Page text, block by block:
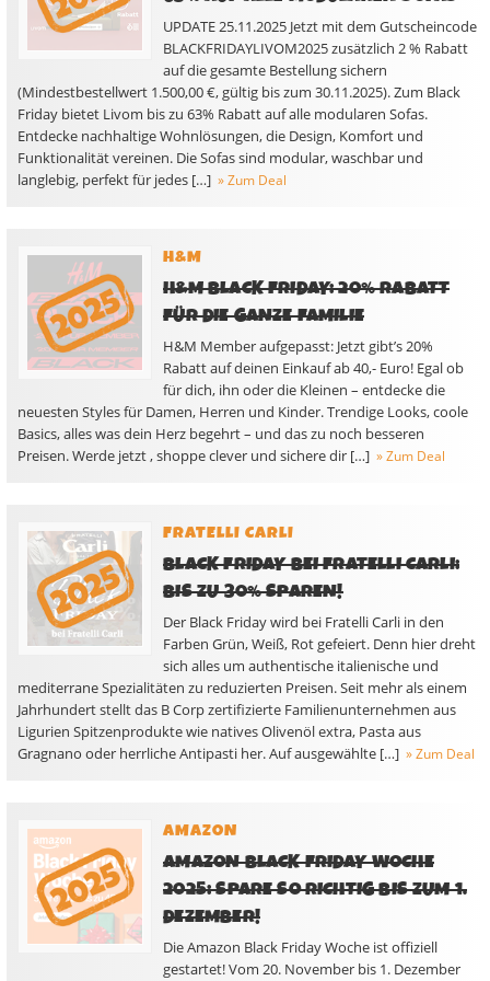
UPDATE 25.11.2025 Jetzt mit dem Gutscheincode
BLACKFRIDAYLIVOM2025 zusätzlich 2 % Rabatt
auf die gesamte Bestellung sichern
(Mindestbestellwert 1.500,00 €, gültig bis zum 30.11.2025). Zum Black
Friday bietet Livom bis zu 63% Rabatt auf alle modularen Sofas.
Entdecke nachhaltige Wohnlösungen, die Design, Komfort und
Funktionalität vereinen. Die Sofas sind modular, waschbar und
langlebig, perfekt für jedes […] » Zum Deal
H&M
H&M BLACK FRIDAY: 20% RABATT
FÜR DIE GANZE FAMILIE
H&M Member aufgepasst: Jetzt gibt’s 20%
Rabatt auf deinen Einkauf ab 40,- Euro! Egal ob
für dich, ihn oder die Kleinen – entdecke die
neuesten Styles für Damen, Herren und Kinder. Trendige Looks, coole
Basics, alles was dein Herz begehrt – und das zu noch besseren
Preisen. Werde jetzt , shoppe clever und sichere dir […] » Zum Deal
FRATELLI CARLI
BLACK FRIDAY BEI FRATELLI CARLI:
BIS ZU 30% SPAREN!
Der Black Friday wird bei Fratelli Carli in den
Farben Grün, Weiß, Rot gefeiert. Denn hier dreht
sich alles um authentische italienische und
mediterrane Spezialitäten zu reduzierten Preisen. Seit mehr als einem
Jahrhundert stellt das B Corp zertifizierte Familienunternehmen aus
Ligurien Spitzenprodukte wie natives Olivenöl extra, Pasta aus
Gragnano oder herrliche Antipasti her. Auf ausgewählte […] » Zum Deal
AMAZON
AMAZON BLACK FRIDAY WOCHE
2025: SPARE SO RICHTIG BIS ZUM 1.
DEZEMBER!
Die Amazon Black Friday Woche ist offiziell
gestartet! Vom 20. November bis 1. Dezember